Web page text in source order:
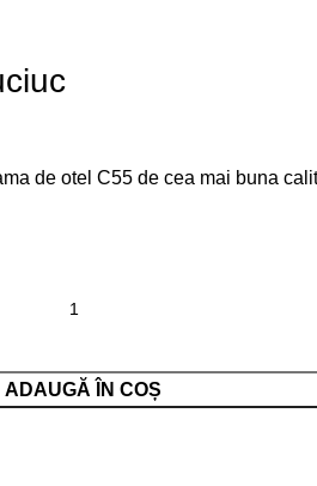
de otel C55 de cea mai buna
ADAUGĂ ÎN COȘ